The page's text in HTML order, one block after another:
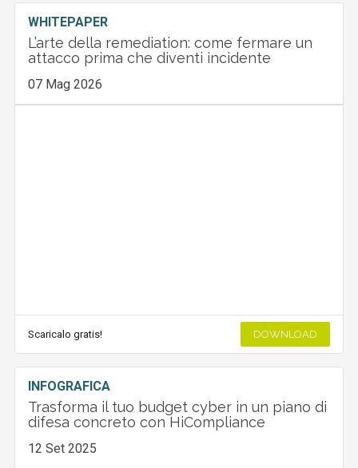
WHITEPAPER
L’arte della remediation: come fermare un
attacco prima che diventi incidente
07 Mag 2026
Scaricalo gratis! DOWNLOAD
INFOGRAFICA
Trasforma il tuo budget cyber in un piano di
difesa concreto con HiCompliance
12 Set 2025